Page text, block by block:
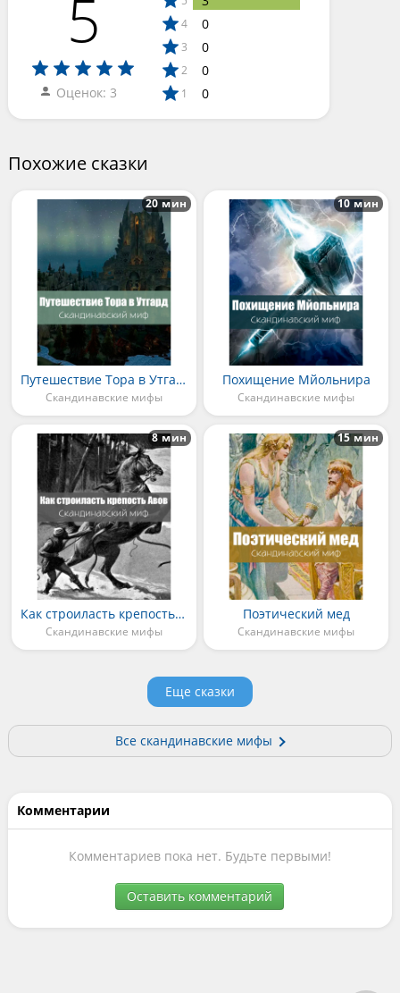
5
Оценок: 3
4 0
3 0
2 0
1 0
Похожие сказки
Путешествие Тора в Утгард
Скандинавские мифы
20 мин
Похищение Мйольнира
Скандинавские мифы
10 мин
Как строиласть крепость Авов
Скандинавские мифы
8 мин
Поэтический мед
Скандинавские мифы
15 мин
Еще сказки
Все скандинавские мифы
Комментарии
Комментариев пока нет. Будьте первыми!
Оставить комментарий